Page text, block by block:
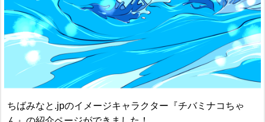
ちばみなと.jpのイメージキャラクター『チバミナコちゃ